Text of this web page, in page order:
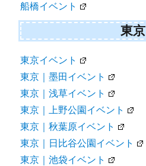
船橋イベント
東京
東京イベント
東京｜墨田イベント
東京｜浅草イベント
東京｜上野公園イベント
東京｜秋葉原イベント
東京｜日比谷公園イベント
東京｜池袋イベント